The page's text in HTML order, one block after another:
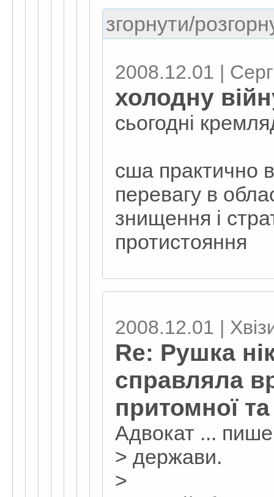
згорнути/
2008.12.01 |
холодну
сьогодні
сша практично
перевагу в
знищення і
протистояння
2008.12.01 |
Re: Рушка
справляла
притомної
Адвокат ...
> держави.
>